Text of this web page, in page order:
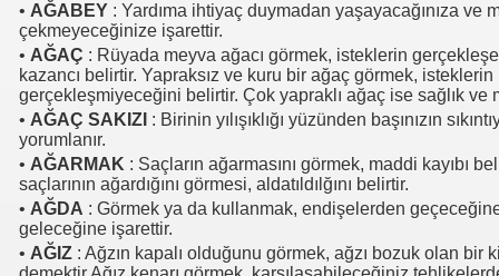
• AĞABEY : Yardıma ihtiyaç duymadan yaşayacağınıza ve
çekmeyeceğinize işarettir.
• AĞAÇ : Rüyada meyva ağacı görmek, isteklerin
kazancı belirtir. Yapraksız ve kuru bir ağaç görmek, isteklerin
gerçekleşmiyeceğini belirtir. Çok yapraklı ağaç ise sağlık
• AĞAÇ SAKIZI : Birinin yılışıklığı yüzünden başınızın
yorumlanır.
• AĞARMAK : Saçların ağarmasını görmek, maddi kayıbı
saçlarının ağardığını görmesi, aldatıldılğını belirtir.
• AĞDA : Görmek ya da kullanmak, endişelerden
geleceğine işarettir.
• AĞIZ : Ağzın kapalı olduğunu görmek, ağzı bozuk olan bir